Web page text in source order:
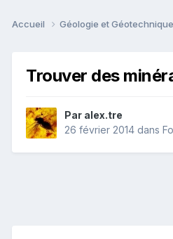
Accueil Géologie et Géotechnique
Trouver des
Par alex.tre
26 février 2014 dans